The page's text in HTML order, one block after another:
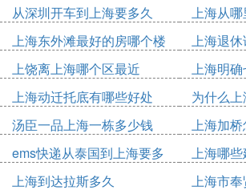
意。
有一次，小白兔种下了一粒胡萝卜的
月，种子长成了胡萝卜。可是胡萝卜
根本拔不动，它开始发愁了。突然
办法，让小灰兔来帮忙，于是它去
说：“可以帮你，那你用什么东西来感
兔想，要是可以骗过小灰兔就好了
说：“要是你能帮我拔出胡萝卜，我
菜。”小灰兔把胡萝卜拔了出来后，
从深圳开车到上海要多久
上海从
期
上海东外滩最好的房哪个楼
上海退
上饶离上海哪个区最近
上海明
上海动迁托底有哪些好处
为什么
汤臣一品上海一栋多少钱
上海加
ems快递从泰国到上海要多
久
上海哪
上海到达拉斯多久
上海市